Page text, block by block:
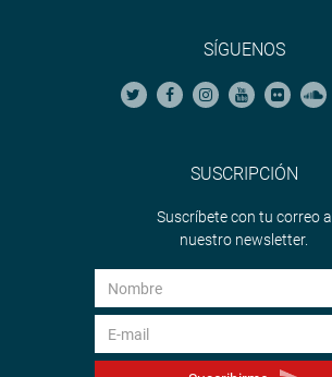
SÍGUENOS
SUSCRIPCIÓN
Suscríbete con tu correo a
nuestro newsletter.